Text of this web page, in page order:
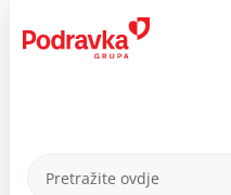
content
Proizvodi